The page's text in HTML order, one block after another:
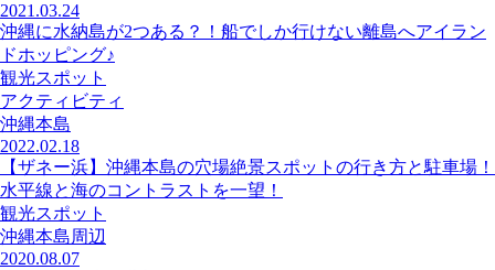
2021.03.24
沖縄に水納島が2つある？！船でしか行けない離島へアイラン
ドホッピング♪
観光スポット
アクティビティ
沖縄本島
2022.02.18
【ザネー浜】沖縄本島の穴場絶景スポットの行き方と駐車場！
水平線と海のコントラストを一望！
観光スポット
沖縄本島周辺
2020.08.07